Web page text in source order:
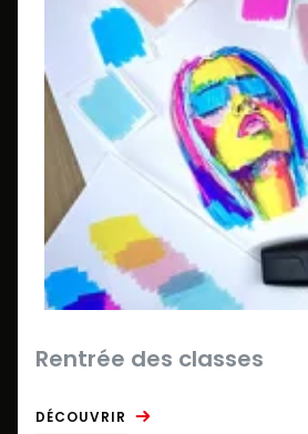
Rentrée des classes
DÉCOUVRIR